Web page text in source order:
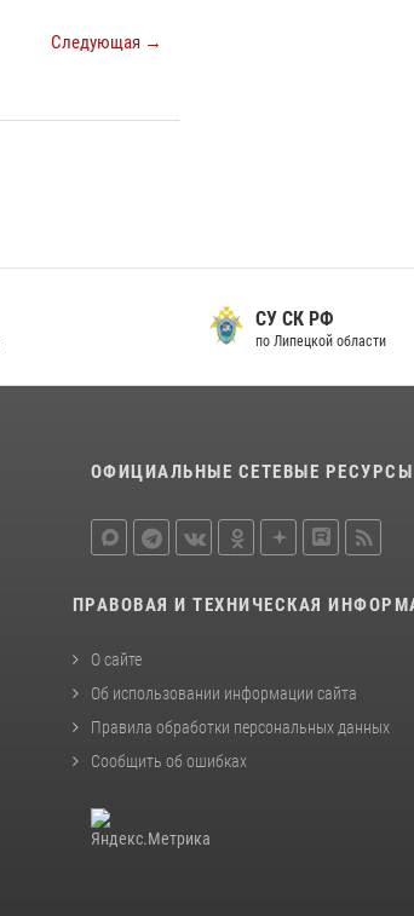
Следующая →
Росгвардия обеспечила
металлурга
Росгвардия обеспечила
17 июля 2026, 12:26
СУ СК РФ
по Липецкой области
ОФИЦИАЛЬНЫЕ СЕТЕВЫЕ РЕСУРСЫ
ПРАВОВАЯ И ТЕХНИЧЕСКАЯ
О сайте
Об использовании информации сайта
Правила обработки персональных данных
Сообщить об ошибках